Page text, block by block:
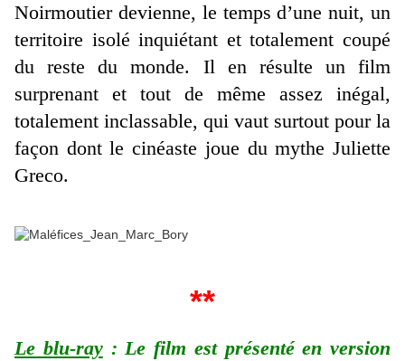
Noirmoutier devienne, le temps d’une nuit, un
territoire isolé inquiétant et totalement coupé
du reste du monde. Il en résulte un film
surprenant et tout de même assez inégal,
totalement inclassable, qui vaut surtout pour la
façon dont le cinéaste joue du mythe Juliette
Greco.
**
Le blu-ray: Le film est présenté en version